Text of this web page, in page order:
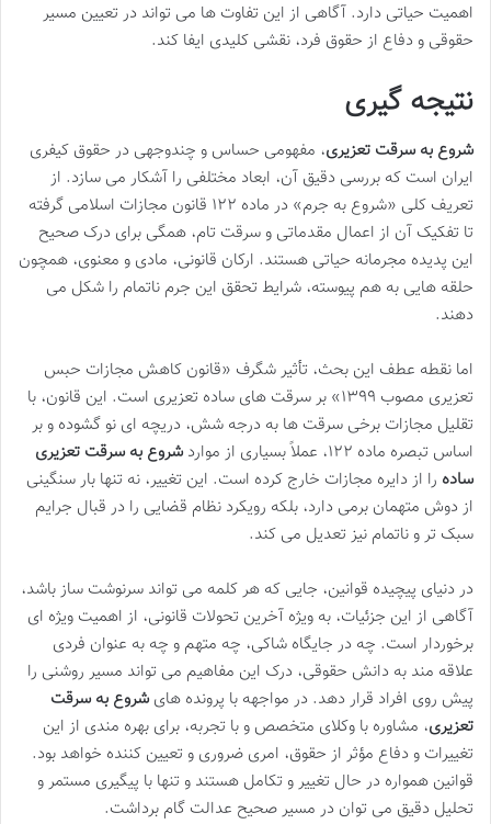
اهمیت حیاتی دارد. آگاهی از این تفاوت ها می تواند در تعیین مسیر
حقوقی و دفاع از حقوق فرد، نقشی کلیدی ایفا کند.
نتیجه گیری
شروع به سرقت تعزیری، مفهومی حساس و چندوجهی در حقوق کیفری
ایران است که بررسی دقیق آن، ابعاد مختلفی را آشکار می سازد. از
تعریف کلی «شروع به جرم» در ماده ۱۲۲ قانون مجازات اسلامی گرفته
تا تفکیک آن از اعمال مقدماتی و سرقت تام، همگی برای درک صحیح
این پدیده مجرمانه حیاتی هستند. ارکان قانونی، مادی و معنوی، همچون
حلقه هایی به هم پیوسته، شرایط تحقق این جرم ناتمام را شکل می
دهند.
اما نقطه عطف این بحث، تأثیر شگرف «قانون کاهش مجازات حبس
تعزیری مصوب ۱۳۹۹» بر سرقت های ساده تعزیری است. این قانون، با
تقلیل مجازات برخی سرقت ها به درجه شش، دریچه ای نو گشوده و بر
اساس تبصره ماده ۱۲۲، عملاً بسیاری از موارد
شروع به سرقت تعزیری
ساده را از دایره مجازات خارج کرده است. این تغییر، نه تنها بار سنگینی
از دوش متهمان برمی دارد، بلکه رویکرد نظام قضایی را در قبال جرایم
سبک تر و ناتمام نیز تعدیل می کند.
در دنیای پیچیده قوانین، جایی که هر کلمه می تواند سرنوشت ساز باشد،
آگاهی از این جزئیات، به ویژه آخرین تحولات قانونی، از اهمیت ویژه ای
برخوردار است. چه در جایگاه شاکی، چه متهم و چه به عنوان فردی
علاقه مند به دانش حقوقی، درک این مفاهیم می تواند مسیر روشنی را
پیش روی افراد قرار دهد. در مواجهه با پرونده هایشروع به سرقت
تعزیری، مشاوره با وکلای متخصص و با تجربه، برای بهره مندی از این
تغییرات و دفاع مؤثر از حقوق، امری ضروری و تعیین کننده خواهد بود.
قوانین همواره در حال تغییر و تکامل هستند و تنها با پیگیری مستمر و
تحلیل دقیق می توان در مسیر صحیح عدالت گام برداشت.